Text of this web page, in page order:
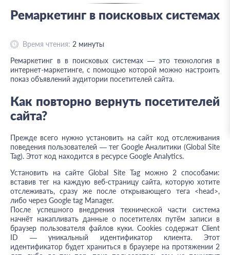
Ремаркетинг в поисковых системах
Время чтения: 2 минуты
Ремаркетинг в в поисковых системах — это технология в
интернет-маркетинге, с помощью которой можно настроить
показ объявлений аудитории посетителей сайта.
Как повторно вернуть посетителей
сайта?
Прежде всего нужно установить на сайт код отслеживания
поведения пользователей — тег Google Аналитики (Global Site
Tag). Этот код находится в ресурсе Google Analytics.
Установить на сайте Global Site Tag можно 2 способами:
вставив тег на каждую веб-страницу сайта, которую хотите
отслеживать, сразу же после открывающего тега <head>,
либо через Google tag Manager.
После успешного внедрения технической части система
начнёт накапливать данные о посетителях путём записи в
браузер пользователя файлов куки. Cookies содержат Client
ID — уникальный идентификатор клиента. Этот
идентификатор будет храниться в браузере на протяжении 2